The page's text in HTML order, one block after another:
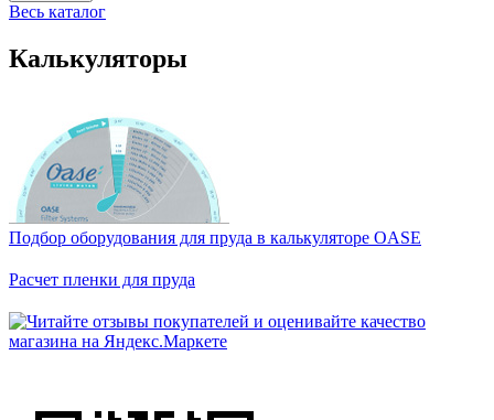
Весь каталог
Калькуляторы
Подбор оборудования для пруда в калькуляторе OASE
Расчет пленки для пруда